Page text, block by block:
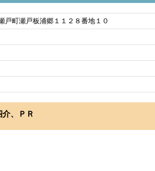
戸町瀬戸板浦郷１１２８番地１０
、ＰＲ